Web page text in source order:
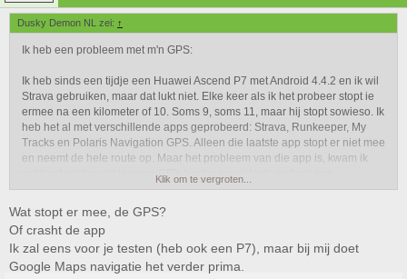
Dusky Demon NL zei: ↑
Ik heb een probleem met m'n GPS:
Ik heb sinds een tijdje een Huawei Ascend P7 met Android 4.4.2 en ik wil
Strava gebruiken, maar dat lukt niet. Elke keer als ik het probeer stopt ie
ermee na een kilometer of 10. Soms 9, soms 11, maar hij stopt sowieso. Ik
heb het al met verschillende apps geprobeerd: Strava, Runkeeper, My
Tracks en Polaris Navigation GPS. Alleen die laatste app stopt er niet mee
en neemt de hele route op. Maar het probleem van die app is, kwam ik
achteraf achter, dat je geen GPX bestanden (of iets anders) kan
exporteren, dus dan heb ik er nog niets aan. Ik heb alle apps toegevoegd
aan de lijst met "beschermde apps", die mogen draaien als het scherm uit
staat.
Kent iemand dit probleem? Heeft iemand een oplossing?
Klik om te vergroten...
Wat stopt er mee, de GPS?
Of crasht de app
Ik zal eens voor je testen (heb ook een P7), maar bij mij doet
Google Maps navigatie het verder prima.